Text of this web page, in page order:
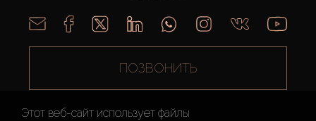
ПОЗВОНИТЬ
Этот веб-сайт использует файлы